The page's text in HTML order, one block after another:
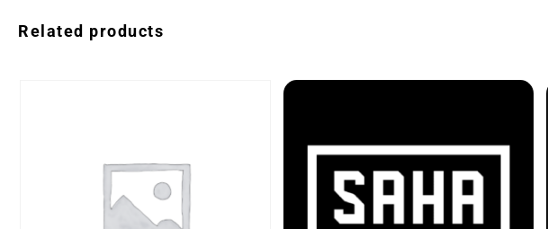
Related products